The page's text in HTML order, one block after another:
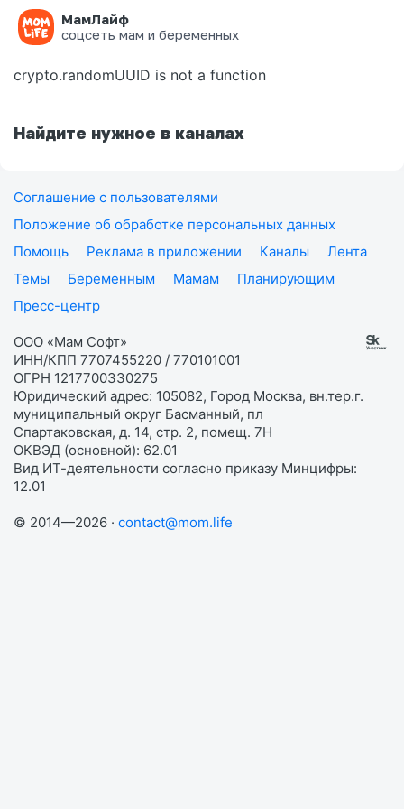
МамЛайф
соцсеть мам и беременных
Ошибка на странице
crypto.randomUUID is not a function
Найдите нужное в каналах
Соглашение с пользователями
Положение об обработке персональных данных
Помощь
Реклама в приложении Каналы
Лента
Темы
Беременным Мамам
Планирующим
Пресс-центр
ООО «Мам Софт»
ИНН/КПП 7707455220 / 770101001
ОГРН 1217700330275
Юридический адрес: 105082, Город Москва, вн.тер.г.
муниципальный округ Басманный, пл
Спартаковская, д. 14, стр. 2, помещ. 7Н
ОКВЭД (основной): 62.01
Вид ИТ-деятельности согласно приказу Минцифры:
12.01
© 2014—2026 · contact@mom.life